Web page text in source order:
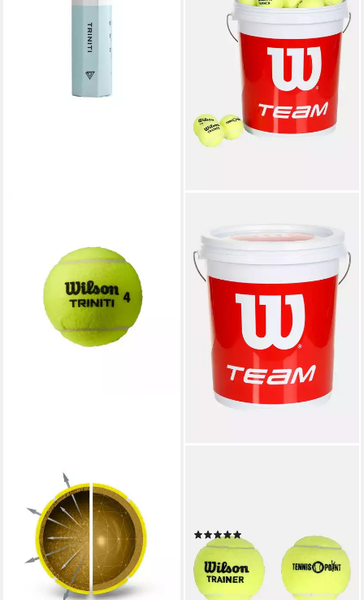
Tennisball Triniti
(wiederverwertbare
Verpackung) Dose 4er
9,19 € UVP10,50 €
-12%
lieferbar - in 3-4 Werktagen bei dir
99,95 € UVP
129,95 €
(1,39 €/ 1 Stk)
-23%